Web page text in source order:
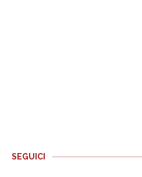
SEGUICI